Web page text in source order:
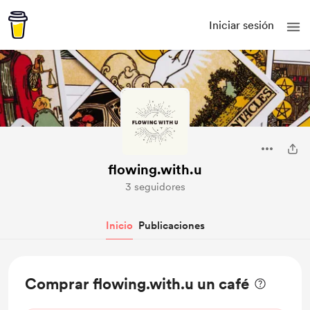
Iniciar sesión
flowing.with.u
3 seguidores
Inicio Publicaciones
Comprar flowing.with.u un café